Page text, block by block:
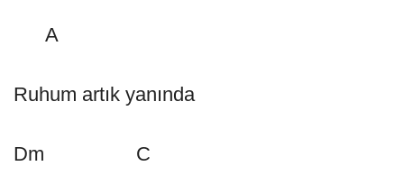
A
Ruhum artık yanında
Dm C